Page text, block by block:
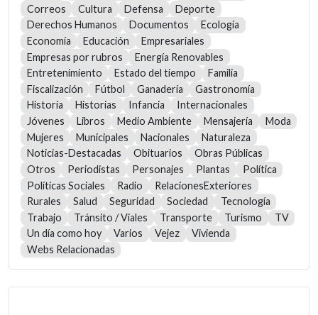
Correos
Cultura Defensa
Deporte
Derechos Humanos
Documentos
Ecología
Economía
Educación
Empresariales
Empresas por rubros
Energía Renovables
Entretenimiento
Estado del tiempo
Familia
Fiscalización
Fútbol Ganadería
Gastronomía
Historia
Historias Infancia
Internacionales
Jóvenes
Libros Medio Ambiente Mensajería
Moda
Mujeres
Municipales Nacionales
Naturaleza
Noticias-Destacadas
Obituarios
Obras Públicas
Otros
Periodistas Personajes Plantas
Política
Políticas Sociales
Radio
RelacionesExteriores
Rurales
Salud Seguridad Sociedad
Tecnología
Trabajo
Tránsito / Viales Transporte Turismo
TV
Un día como hoy
Varios Vejez
Vivienda
Webs Relacionadas